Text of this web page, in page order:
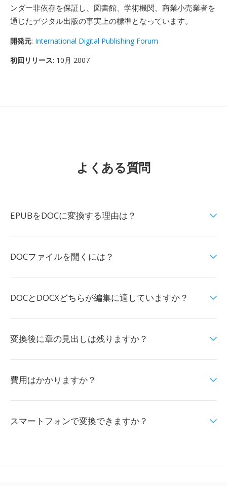
ンダー非依存を保証し、図書館、学術機関、商業小売業者を
通じたデジタル出版の事実上の標準となっています。
開発元: International Digital Publishing Forum
初回リリース: 10月 2007
よくある質問
EPUBをDOCに変換する理由は？
DOCファイルを開くには？
DOCとDOCXどちらが編集に適していますか？
変換後に章の見出しは残りますか？
費用はかかりますか？
スマートフォンで変換できますか？